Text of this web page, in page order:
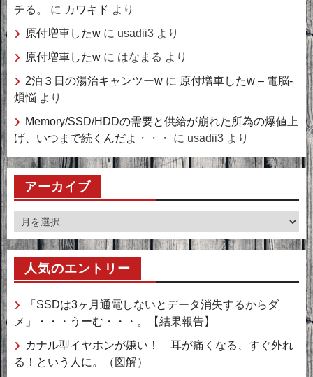
チる。
に カワキド より
原付増車したw に usadii3 より
原付増車したw に はなまる より
2泊３日の湯治キャンツーw に 原付増車したw – 電脳-
煩悩 より
Memory/SSD/HDDの需要と供給が崩れた所為の爆値上
げ、いつまで続くんだよ・・・
に usadii3 より
アーカイブ
ア
ー
カ
ブ
人気のエントリー
「SSDは3ヶ月通電しないとデータ消失するからダ
メ」・・・うーむ・・・。【結果報告】
カナル型イヤホンが嫌い！ 耳が痛くなる、すぐ外れ
る！という人に。（図解）